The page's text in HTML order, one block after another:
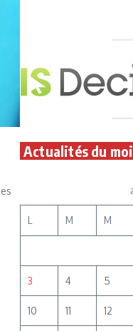
Actualités du
L M M
3 4 5
10 11 12